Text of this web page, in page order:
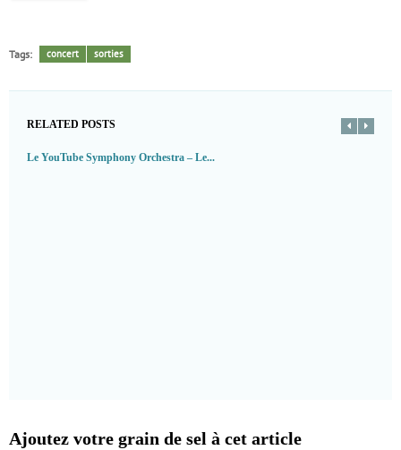
Tags: concert sorties
RELATED POSTS
Le YouTube Symphony Orchestra – Le...
Ajoutez votre grain de sel à cet article